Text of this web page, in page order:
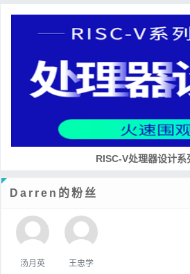
RISC-V处理器设计系
Darren的粉丝
汤月英 王忠学